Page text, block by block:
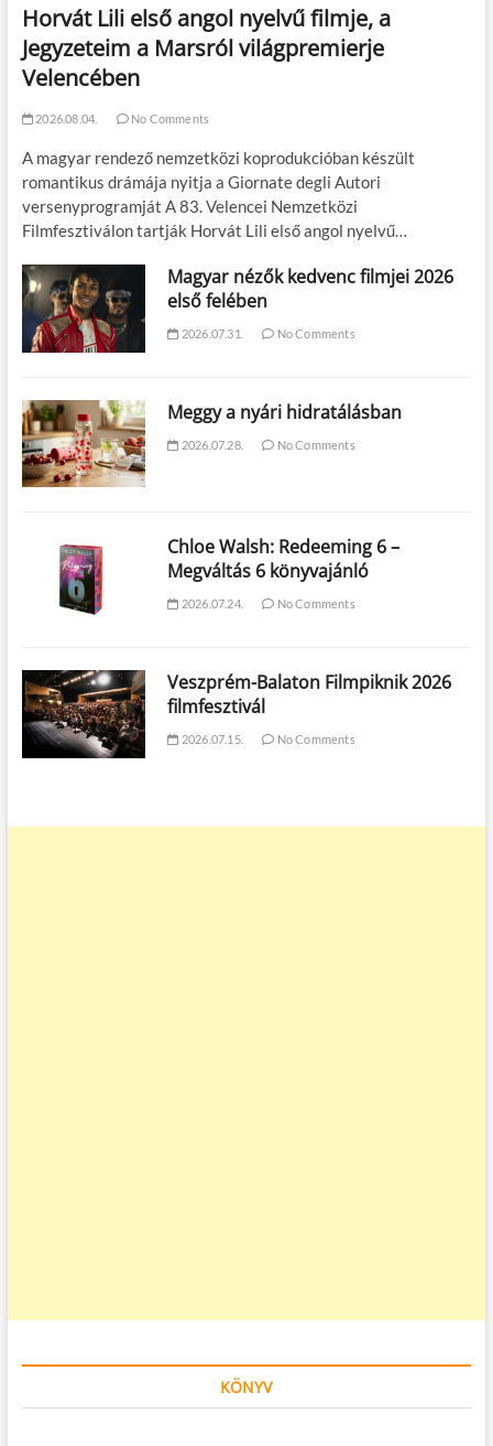
Horvát Lili első angol nyelvű filmje, a
Jegyzeteim a Marsról világpremierje
Velencében
2026.08.04. No Comments
A magyar rendező nemzetközi koprodukcióban készült
romantikus drámája nyitja a Giornate degli Autori
versenyprogramját A 83. Velencei Nemzetközi
Filmfesztiválon tartják Horvát Lili első angol nyelvű…
Magyar nézők kedvenc filmjei 2026
első felében
2026.07.31. No Comments
Meggy a nyári hidratálásban
2026.07.28. No Comments
Chloe Walsh: Redeeming 6 –
Megváltás 6 könyvajánló
2026.07.24. No Comments
Veszprém-Balaton Filmpiknik 2026
filmfesztivál
2026.07.15. No Comments
KÖNYV